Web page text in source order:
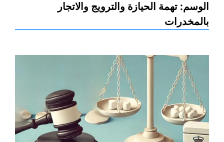
الوسم: تهمة الحيازة والترويج والاتجار
بالمخدرات